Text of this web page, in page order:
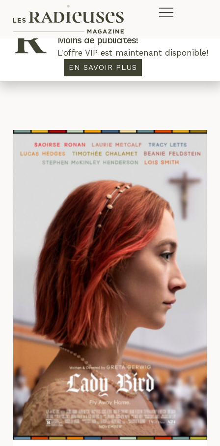
Meryl Streep
Plus de concours. Plus de rabais.
Moins de publicités!
L'offre VIP est maintenant disponible!
EN SAVOIR PLUS